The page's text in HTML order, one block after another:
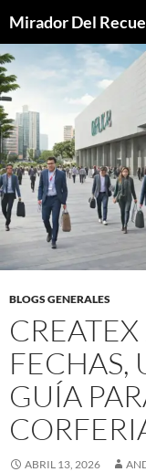
contenido
Mirador Del
BLOGS GENERALES
FECHAS,
GUÍA
ABRIL 13, 2026